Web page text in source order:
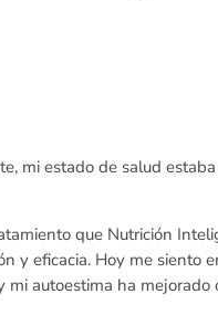
mi estado de salud
que Nutrición
y eficacia. Hoy me siento
autoestima ha mejorado